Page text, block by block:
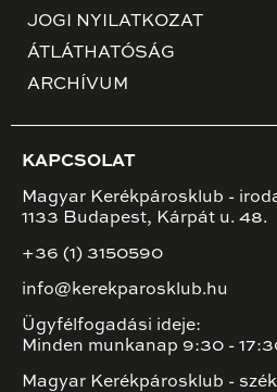
JOGI NYILATKOZAT
ÁTLÁTHATÓSÁG
ARCHÍVUM
KAPCSOLAT
Magyar Kerékpárosklub -
1133 Budapest, Kárpát u. 48.
+36 (1) 3150590
info@kerekparosklub.hu
Ügyfélfogadási ideje:
Minden munkanap 9:30 -
Magyar Kerékpárosklub -